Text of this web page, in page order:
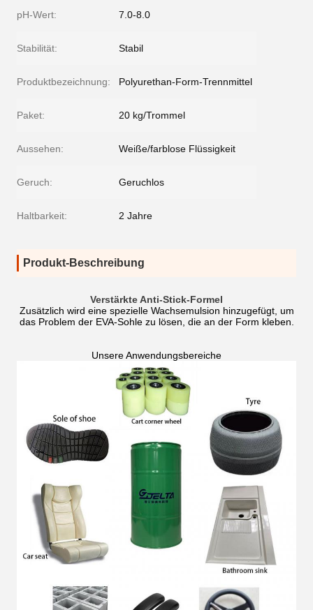
pH-Wert: 7.0-8.0
Stabilität: Stabil
Produktbezeichnung: Polyurethan-Form-Trennmittel
Paket: 20 kg/Trommel
Aussehen: Weiße/farblose Flüssigkeit
Geruch: Geruchlos
Haltbarkeit: 2 Jahre
Produkt-Beschreibung
Verstärkte Anti-Stick-Formel
Zusätzlich wird eine spezielle Wachsemulsion hinzugefügt, um
das Problem der EVA-Sohle zu lösen, die an der Form kleben.
Unsere Anwendungsbereiche